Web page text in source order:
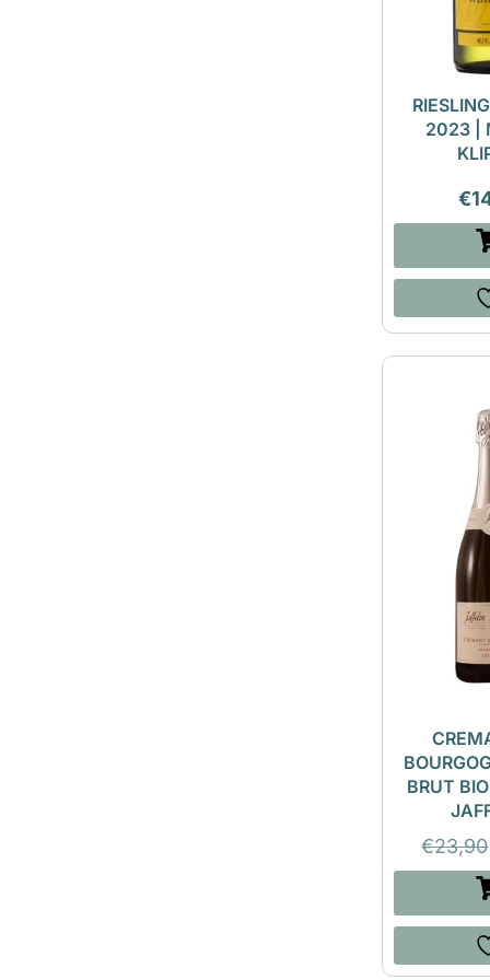
2023 |
€
BRUT
€23,90